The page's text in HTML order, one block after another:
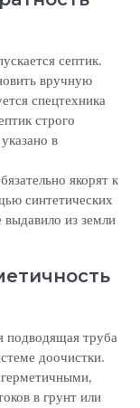
септик.
вручную
спецтехника
строго
в
якорят к
синтетических
из земли
подводящая труба
доочистки.
в грунт или